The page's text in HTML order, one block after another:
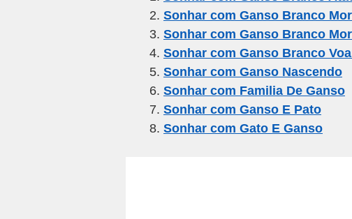
b
o
o
k
a
m
A
p
p
Sonhar com Ganso Branco
Sonhar com Ganso Branco
Sonhar com Ganso Branco
Sonhar com Ganso Nascendo
Sonhar com Familia De Ganso
Sonhar com Ganso E Pato
Sonhar com Gato E Ganso